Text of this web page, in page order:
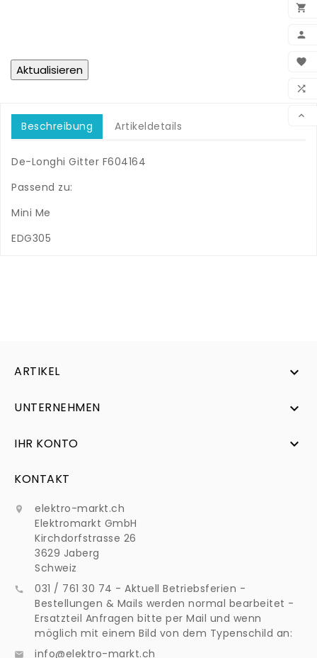





Beschreibung Artikeldetails
De-Longhi Gitter F604164
Passend zu:
Mini Me
EDG305
ARTIKEL 
UNTERNEHMEN 
IHR KONTO 
KONTAKT

elektro-markt.ch
Elektromarkt GmbH
Kirchdorfstrasse 26
3629 Jaberg
Schweiz

031 / 761 30 74 - Aktuell Betriebsferien -
Bestellungen & Mails werden normal bearbeitet -
Ersatzteil Anfragen bitte per Mail und wenn
möglich mit einem Bild von dem Typenschild an:
 info@elektro-markt.ch